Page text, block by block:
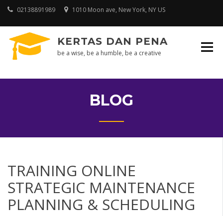
Skip
content
02138891989 1010 Moon ave, New York, NY US
KERTAS DAN PENA
be a wise, be a humble, be a creative
BLOG
TRAINING ONLINE
STRATEGIC MAINTENANCE
PLANNING & SCHEDULING